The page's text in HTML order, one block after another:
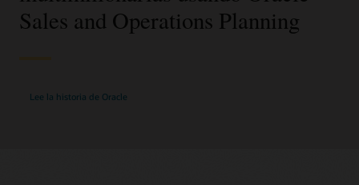
Sales and Operations Planning
Lee la historia de Oracle